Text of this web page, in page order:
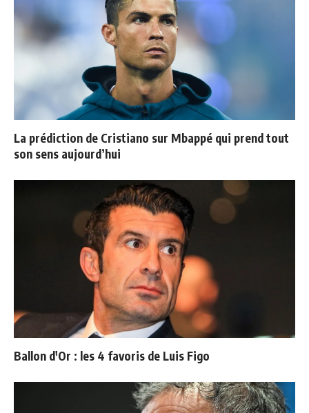
La prédiction de Cristiano sur Mbappé qui prend tout
son sens aujourd’hui
Ballon d'Or : les 4 favoris de Luis Figo